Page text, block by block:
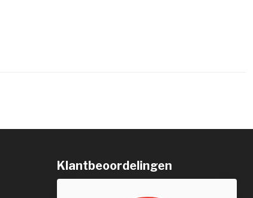
Klantbeoordelingen